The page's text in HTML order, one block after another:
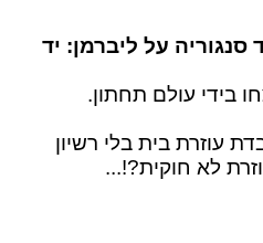
סנגוריה על ליברמן: יד
בידי עולם תחתון.
עוזרת בית בלי רשיון
לא חוקית?!...